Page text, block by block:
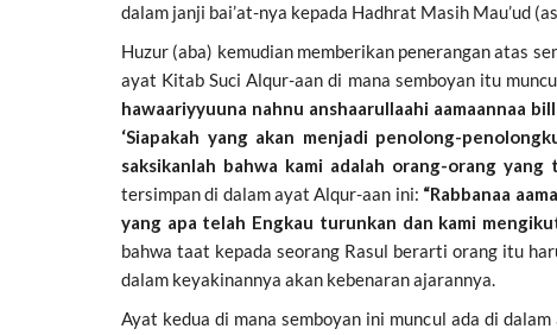
dalam janji bai’at-nya kepada Hadhrat Masih Mau’ud
Huzur (aba) kemudian memberikan penerangan atas
ayat Kitab Suci Alqur-aan di mana semboyan itu
hawaariyyuuna nahnu anshaarullaahi aamaannaa
‘Siapakah yang akan menjadi penolong-
saksikanlah bahwa kami adalah orang-orang yang
tersimpan di dalam ayat Alqur-aan ini: “Rabbanaa
yang apa telah Engkau turunkan dan kami
bahwa taat kepada seorang Rasul berarti orang itu
dalam keyakinannya akan kebenaran ajarannya.
Ayat kedua di mana semboyan ini muncul ada di